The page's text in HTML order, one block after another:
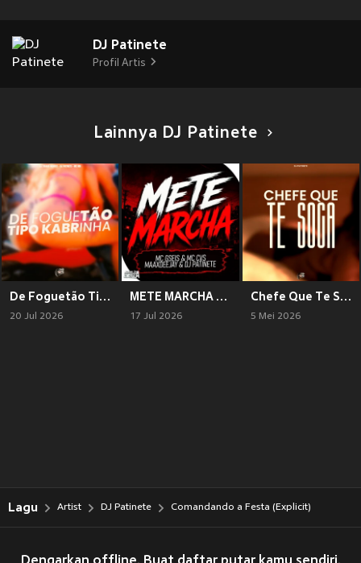
DJ Patinete
Profil Artis
Lainnya DJ Patinete
De Foguetão Tipo Kabrinha (Explicit)
20 Jul 2026
METE MARCHA (Explicit)
17 Jul 2026
Chefe Que Te Soca (Explicit)
5 Mei 2026
Lagu Artist DJ Patinete Comandando a Festa (Explicit)